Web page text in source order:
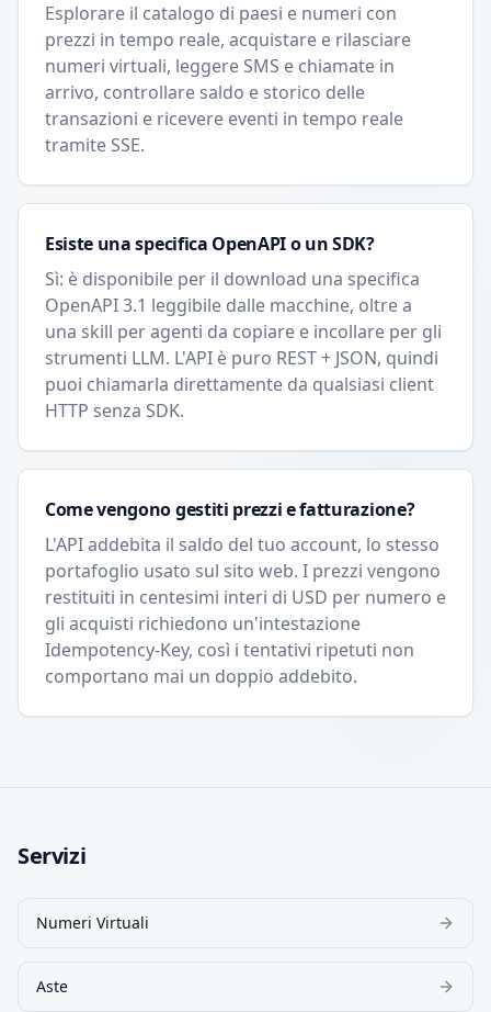
Esplorare il catalogo di paesi e numeri con
prezzi in tempo reale, acquistare e rilasciare
numeri virtuali, leggere SMS e chiamate in
arrivo, controllare saldo e storico delle
transazioni e ricevere eventi in tempo reale
tramite SSE.
Esiste una specifica OpenAPI o un SDK?
Sì: è disponibile per il download una specifica
OpenAPI 3.1 leggibile dalle macchine, oltre a
una skill per agenti da copiare e incollare per gli
strumenti LLM. L'API è puro REST + JSON, quindi
puoi chiamarla direttamente da qualsiasi client
HTTP senza SDK.
Come vengono gestiti prezzi e fatturazione?
L'API addebita il saldo del tuo account, lo stesso
portafoglio usato sul sito web. I prezzi vengono
restituiti in centesimi interi di USD per numero e
gli acquisti richiedono un'intestazione
Idempotency-Key, così i tentativi ripetuti non
comportano mai un doppio addebito.
Servizi
Numeri Virtuali
Aste